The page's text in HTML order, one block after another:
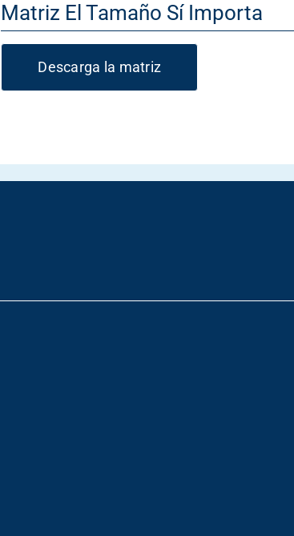
Matriz El Tamaño Sí Importa
Descarga la matriz